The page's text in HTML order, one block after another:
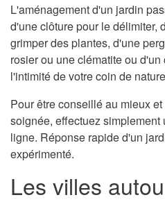
L'aménagement d'un jardin
d'une clôture pour le délimiter,
grimper des plantes, d'une
rosier ou une clématite ou
l'intimité de votre coin de
Pour être conseillé au mieux
soignée, effectuez
ligne. Réponse rapide d'un
expérimenté.
Les villes